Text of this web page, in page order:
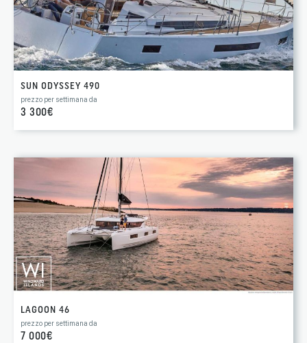
SUN ODYSSEY 490
prezzo per settimana da
3 300€
LAGOON 46
prezzo per settimana da
7 000€